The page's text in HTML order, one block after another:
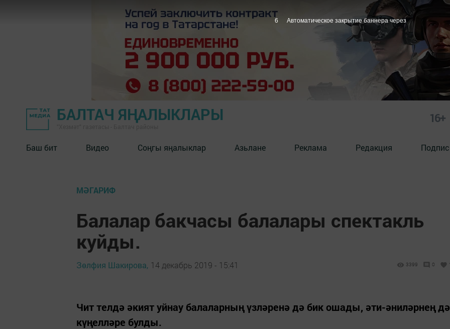
БАЛТАЧ ЯҢАЛЫКЛАРЫ 16+
Баш бит Видео Соңгы яңалыклар Азьлане Реклама Редакция
МӘГАРИФ
Балалар бакчасы балалары спектакль
куйды.
Зөлфия Шакирова, 14 декабрь 2019 - 15:41 3399 0
Чит телдә әкият уйнау балаларның үзләренә дә бик ошады, әти-әниләрнең дә
күңелләре булды.
5 Автоматическое закрытие баннера через